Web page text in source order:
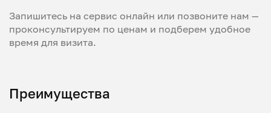
Запишитесь на сервис онлайн или позвоните нам —
проконсультируем по ценам и подберем удобное
время для визита.
Преимущества